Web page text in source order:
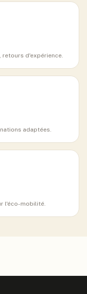
retours d'expérience.
adaptées.
l'éco-mobilité.